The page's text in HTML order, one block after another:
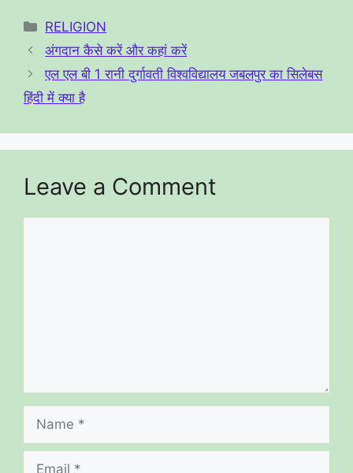
l
gr
a
m
b
o
Categories
RELIGION
अंगदान कैसे करें और कहां करें
एल एल बी 1 रानी दुर्गावती विश्वविद्यालय जबलपुर का सिलेबस
हिंदी में क्या है
Leave a Comment
Name
Email